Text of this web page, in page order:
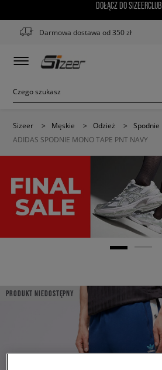
DOŁĄCZ DO SIZEERCLUB
Darmowa dostawa od 350 zł
Sizeer > Męskie > Odzież > Spodnie
ADIDAS SPODNIE MONO TAPE PNT NAVY
PRODUKT NIEDOSTĘPNY